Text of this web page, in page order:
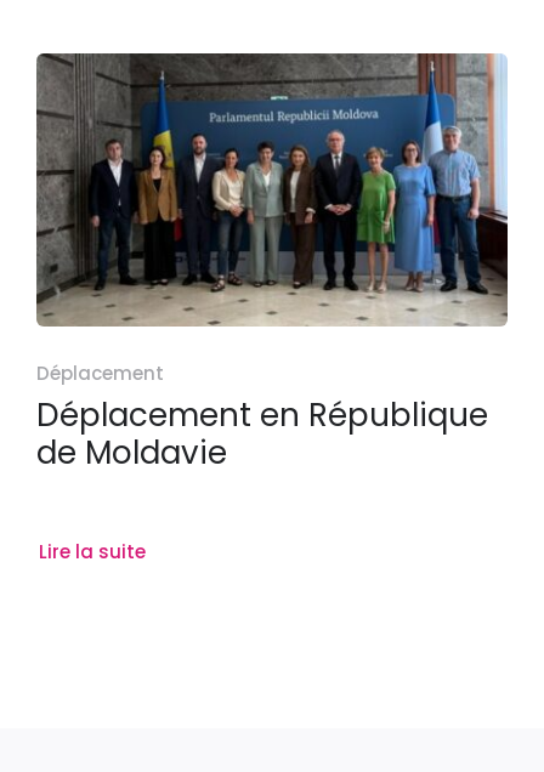
Déplacement
Déplacement en République
de Moldavie
Lire la suite